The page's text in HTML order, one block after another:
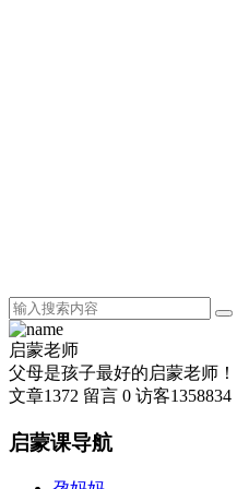
启蒙老师
父母是孩子最好的启蒙老师！
文章1372 留言 0 访客1358834
启蒙课导航